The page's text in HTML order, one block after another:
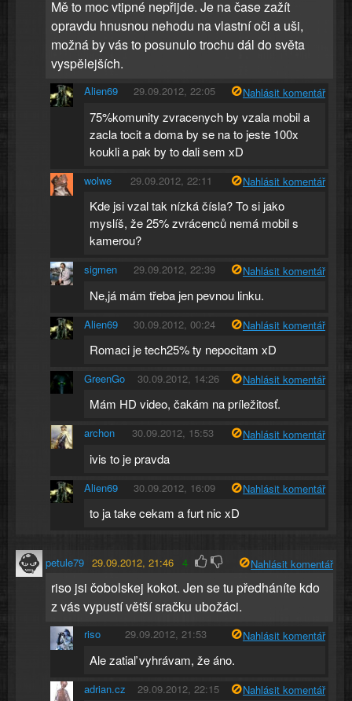
Mě to moc vtipné nepřijde. Je na čase zažít
opravdu hnusnou nehodu na vlastní oči a uši,
možná by vás to posunulo trochu dál do světa
vyspělejších.
Alien69 29.09.2012, 22:05 Nahlásit komentář
75%komunity zvracenych by vzala mobil a
zacla tocit a doma by se na to jeste 100x
koukli a pak by to dali sem xD
wolwe 29.09.2012, 22:11 Nahlásit komentář
Kde jsi vzal tak nízká čísla? To si jako
myslíš, že 25% zvrácenců nemá mobil s
kamerou?
sigmen 29.09.2012, 22:39 Nahlásit komentář
Ne,já mám třeba jen pevnou linku.
Alien69 30.09.2012, 00:24 Nahlásit komentář
Romaci je tech25% ty nepocitam xD
GreenGo 30.09.2012, 14:26 Nahlásit komentář
Mám HD video, čakám na príležitosť.
archon 30.09.2012, 15:53 Nahlásit komentář
ivis to je pravda
Alien69 30.09.2012, 16:09 Nahlásit komentář
to ja take cekam a furt nic xD
petule79 29.09.2012, 21:46 4 Nahlásit komentář
riso jsi čobolskej kokot. Jen se tu předháníte kdo
z vás vypustí větší sračku ubožáci.
riso 29.09.2012, 21:53 Nahlásit komentář
Ale zatiaľ vyhrávam, že áno.
adrian.cz 29.09.2012, 22:15 Nahlásit komentář